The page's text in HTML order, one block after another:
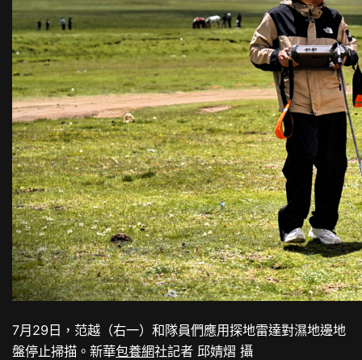
7月29日，范越（右一）和隊員們應用探地雷達對濕地邊地
盤停止掃描。新華包養網社記者 邱婧熠 攝